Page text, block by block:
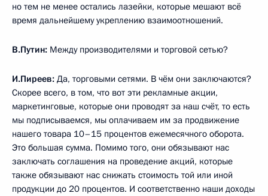
но тем не менее остались лазейки, которые мешают всё
время дальнейшему укреплению взаимоотношений.
В.Путин: Между производителями и торговой сетью?
И.Пиреев: Да, торговыми сетями. В чём они заключаются?
Скорее всего, в том, что вот эти рекламные акции,
маркетинговые, которые они проводят за наш счёт, то есть
мы подписываемся, мы оплачиваем им за продвижение
нашего товара 10–15 процентов ежемесячного оборота.
Это большая сумма. Помимо того, они обязывают нас
заключать соглашения на проведение акций, которые
также обязывают нас снижать стоимость той или иной
продукции до 20 процентов. И соответственно наши доходы